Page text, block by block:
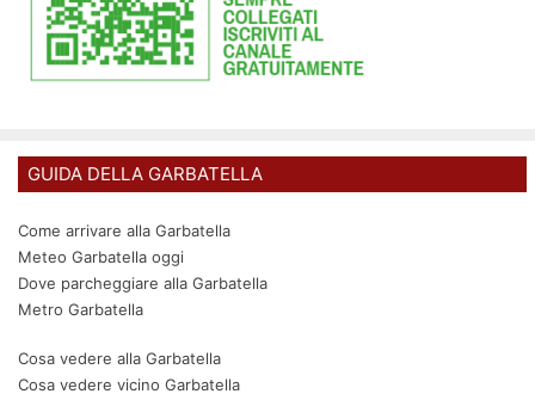
GUIDA DELLA GARBATELLA
Come arrivare alla Garbatella
Meteo Garbatella oggi
Dove parcheggiare alla Garbatella
Metro Garbatella
Cosa vedere alla Garbatella
Cosa vedere vicino Garbatella